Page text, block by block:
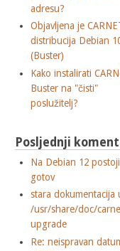
adresu?
Objavljena je
distribucija Debian
(Buster)
Kako instalirati
Buster na "čisti"
poslužitelj?
Posljednji
Na Debian 12 postoji
gotov
stara dokumentacija
/usr/share/doc/
upgrade
Re: neispravan